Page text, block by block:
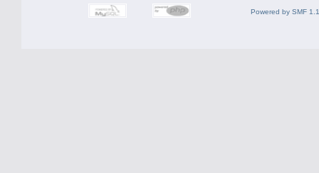
Powered by SMF